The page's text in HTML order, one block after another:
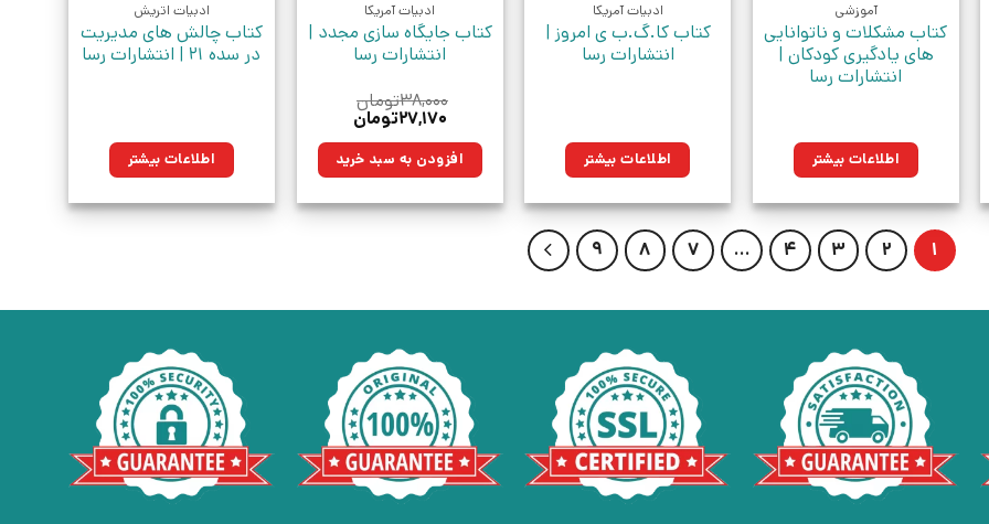
آموزشی
کتاب مشکلات و ناتوانایی
های یادگیری کودکان |
انتشارات رسا
اطلاعات بیشتر
ادبیات آمریکا
کتاب کا.گ.ب ی امروز |
انتشارات رسا
اطلاعات بیشتر
ادبیات آمریکا
کتاب جایگاه سازی مجدد |
انتشارات رسا
۳۸,۰۰۰تومان
قیمت
۳۸,۰۰۰تومان
بود.
۲۷,۱۷۰تومان
۲۷,۱۷۰تومان.افزودن به سبد خرید
ادبیات اتریش
کتاب چالش های مدیریت
در سده 21 | انتشارات رسا
اطلاعات بیشتر
1
2
3
4
…
7
8
9